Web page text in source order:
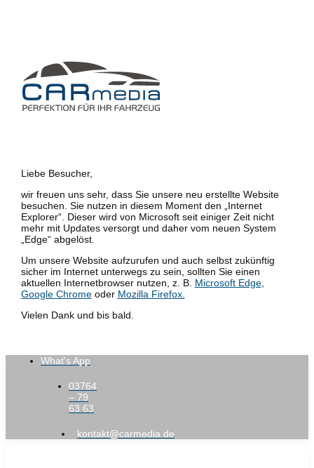
Liebe Besucher,
wir freuen uns sehr, dass Sie unsere neu erstellte Website
besuchen. Sie nutzen in diesem Moment den „Internet
Explorer“. Dieser wird von Microsoft seit einiger Zeit nicht
mehr mit Updates versorgt und daher vom neuen System
„Edge“ abgelöst.
Um unsere Website aufzurufen und auch selbst zukünftig
sicher im Internet unterwegs zu sein, sollten Sie einen
aktuellen Internetbrowser nutzen, z. B. Microsoft Edge,
Google Chromeoder Mozilla Firefox.
Vielen Dank und bis bald.
What's App
03764
– 79
63 63
kontakt@carmedia.de